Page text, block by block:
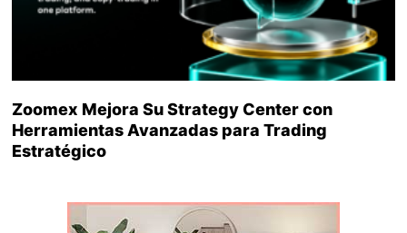
Zoomex Mejora Su Strategy Center con
Herramientas Avanzadas para Trading
Estratégico